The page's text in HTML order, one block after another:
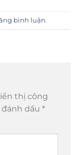
bình luận.
thị công
dấu *